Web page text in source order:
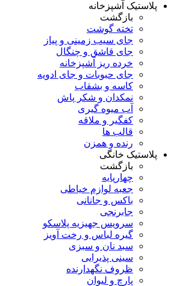
پلاستیک آشپزخانه
بازگشت
تخته گوشت
جای سیب زمینی و پیاز
جای قاشق و چنگال
خرده ریز آشپزخانه
جای حبوبات و جای ادویه
کاسه و بشقاب
نمکدان و شکر پاش
آب میوه گیری
کفگیر و ملاقه
قالب ها
رنده و همزن
پلاستیک خانگی
بازگشت
چهارپایه
جعبه لوازم خیاطی
باکس و جانانی
جابرنجی
سرویس جهیزیه پلاسکو
گیره لباس و رخت آویز
سبد نان و سبزی
سینی پذیرایی
ظروف نگهدارنده
پارچ و لیوان